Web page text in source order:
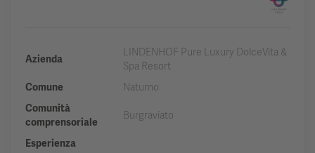
Azienda
LINDENHOF Pure Luxury DolceVita &
Spa Resort
Comune
Naturno
Comunità
comprensoriale
Burgraviato
Esperienza